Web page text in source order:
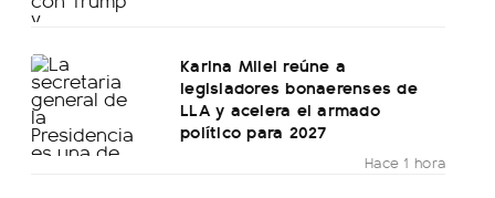
Karina Milei reúne a
legisladores bonaerenses de
LLA y acelera el armado
político para 2027
Hace 1 hora